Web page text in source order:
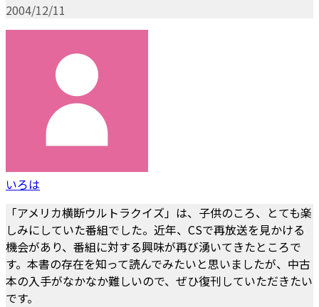
2004/12/11
いろは
「アメリカ横断ウルトラクイズ」は、子供のころ、とても楽
しみにしていた番組でした。近年、CSで再放送を見かける
機会があり、番組に対する興味が再び湧いてきたところで
す。本書の存在を知って読んでみたいと思いましたが、中古
本の入手がなかなか難しいので、ぜひ復刊していただきたい
です。